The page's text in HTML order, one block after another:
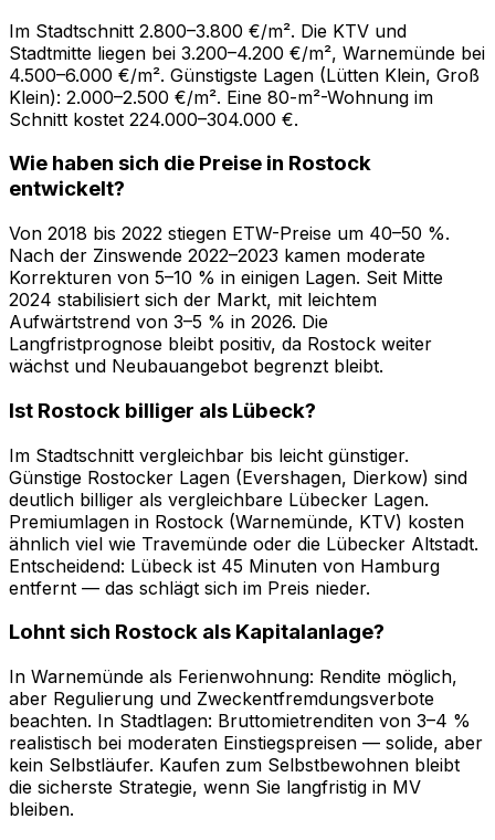
Im Stadtschnitt 2.800–3.800 €/m². Die KTV und
Stadtmitte liegen bei 3.200–4.200 €/m², Warnemünde bei
4.500–6.000 €/m². Günstigste Lagen (Lütten Klein, Groß
Klein): 2.000–2.500 €/m². Eine 80-m²-Wohnung im
Schnitt kostet 224.000–304.000 €.
Wie haben sich die Preise in Rostock
entwickelt?
Von 2018 bis 2022 stiegen ETW-Preise um 40–50 %.
Nach der Zinswende 2022–2023 kamen moderate
Korrekturen von 5–10 % in einigen Lagen. Seit Mitte
2024 stabilisiert sich der Markt, mit leichtem
Aufwärtstrend von 3–5 % in 2026. Die
Langfristprognose bleibt positiv, da Rostock weiter
wächst und Neubauangebot begrenzt bleibt.
Ist Rostock billiger als Lübeck?
Im Stadtschnitt vergleichbar bis leicht günstiger.
Günstige Rostocker Lagen (Evershagen, Dierkow) sind
deutlich billiger als vergleichbare Lübecker Lagen.
Premiumlagen in Rostock (Warnemünde, KTV) kosten
ähnlich viel wie Travemünde oder die Lübecker Altstadt.
Entscheidend: Lübeck ist 45 Minuten von Hamburg
entfernt — das schlägt sich im Preis nieder.
Lohnt sich Rostock als Kapitalanlage?
In Warnemünde als Ferienwohnung: Rendite möglich,
aber Regulierung und Zweckentfremdungsverbote
beachten. In Stadtlagen: Bruttomietrenditen von 3–4 %
realistisch bei moderaten Einstiegspreisen — solide, aber
kein Selbstläufer. Kaufen zum Selbstbewohnen bleibt
die sicherste Strategie, wenn Sie langfristig in MV
bleiben.